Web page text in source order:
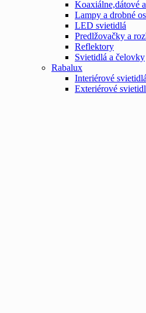
Koaxiálne,dátové
Lampy a drobné
LED svietidlá
Predlžovačky a
Reflektory
Svietidlá a čelovky
Rabalux
Interiérové svietidlá
Exteriérové